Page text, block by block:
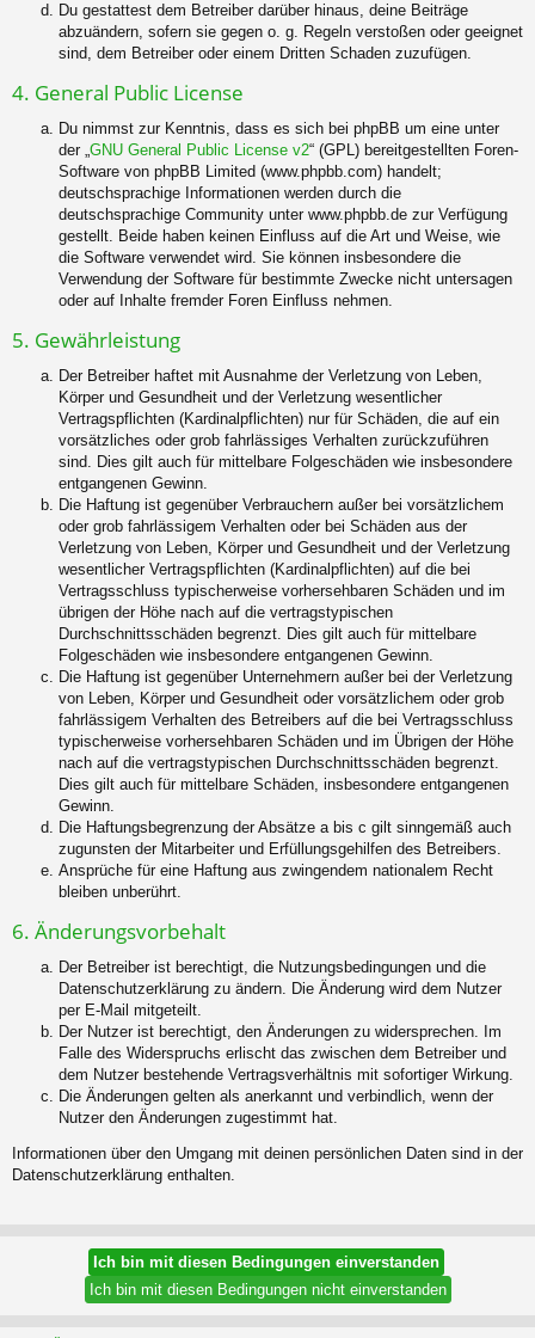
Du gestattest dem Betreiber darüber hinaus, deine Beiträge
abzuändern, sofern sie gegen o. g. Regeln verstoßen oder geeignet
sind, dem Betreiber oder einem Dritten Schaden zuzufügen.
4. General Public License
Du nimmst zur Kenntnis, dass es sich bei phpBB um eine unter
der „GNU General Public License v2“ (GPL) bereitgestellten Foren-
Software von phpBB Limited (www.phpbb.com) handelt;
deutschsprachige Informationen werden durch die
deutschsprachige Community unter www.phpbb.de zur Verfügung
gestellt. Beide haben keinen Einfluss auf die Art und Weise, wie
die Software verwendet wird. Sie können insbesondere die
Verwendung der Software für bestimmte Zwecke nicht untersagen
oder auf Inhalte fremder Foren Einfluss nehmen.
5. Gewährleistung
Der Betreiber haftet mit Ausnahme der Verletzung von Leben,
Körper und Gesundheit und der Verletzung wesentlicher
Vertragspflichten (Kardinalpflichten) nur für Schäden, die auf ein
vorsätzliches oder grob fahrlässiges Verhalten zurückzuführen
sind. Dies gilt auch für mittelbare Folgeschäden wie insbesondere
entgangenen Gewinn.
Die Haftung ist gegenüber Verbrauchern außer bei vorsätzlichem
oder grob fahrlässigem Verhalten oder bei Schäden aus der
Verletzung von Leben, Körper und Gesundheit und der Verletzung
wesentlicher Vertragspflichten (Kardinalpflichten) auf die bei
Vertragsschluss typischerweise vorhersehbaren Schäden und im
übrigen der Höhe nach auf die vertragstypischen
Durchschnittsschäden begrenzt. Dies gilt auch für mittelbare
Folgeschäden wie insbesondere entgangenen Gewinn.
Die Haftung ist gegenüber Unternehmern außer bei der Verletzung
von Leben, Körper und Gesundheit oder vorsätzlichem oder grob
fahrlässigem Verhalten des Betreibers auf die bei Vertragsschluss
typischerweise vorhersehbaren Schäden und im Übrigen der Höhe
nach auf die vertragstypischen Durchschnittsschäden begrenzt.
Dies gilt auch für mittelbare Schäden, insbesondere entgangenen
Gewinn.
Die Haftungsbegrenzung der Absätze a bis c gilt sinngemäß auch
zugunsten der Mitarbeiter und Erfüllungsgehilfen des Betreibers.
Ansprüche für eine Haftung aus zwingendem nationalem Recht
bleiben unberührt.
6. Änderungsvorbehalt
Der Betreiber ist berechtigt, die Nutzungsbedingungen und die
Datenschutzerklärung zu ändern. Die Änderung wird dem Nutzer
per E-Mail mitgeteilt.
Der Nutzer ist berechtigt, den Änderungen zu widersprechen. Im
Falle des Widerspruchs erlischt das zwischen dem Betreiber und
dem Nutzer bestehende Vertragsverhältnis mit sofortiger Wirkung.
Die Änderungen gelten als anerkannt und verbindlich, wenn der
Nutzer den Änderungen zugestimmt hat.
Informationen über den Umgang mit deinen persönlichen Daten sind in der
Datenschutzerklärung enthalten.